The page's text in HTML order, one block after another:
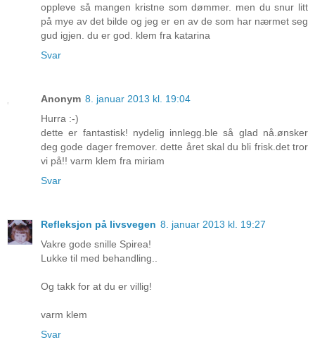
oppleve så mangen kristne som dømmer. men du snur litt
på mye av det bilde og jeg er en av de som har nærmet seg
gud igjen. du er god. klem fra katarina
Svar
Anonym 8. januar 2013 kl. 19:04
Hurra :-)
dette er fantastisk! nydelig innlegg.ble så glad nå.ønsker
deg gode dager fremover. dette året skal du bli frisk.det tror
vi på!! varm klem fra miriam
Svar
Refleksjon på livsvegen 8. januar 2013 kl. 19:27
Vakre gode snille Spirea!
Lukke til med behandling..
Og takk for at du er villig!
varm klem
Svar